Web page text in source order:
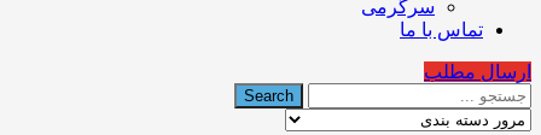
سرگرمی
تماس با ما
ارسال مطلب